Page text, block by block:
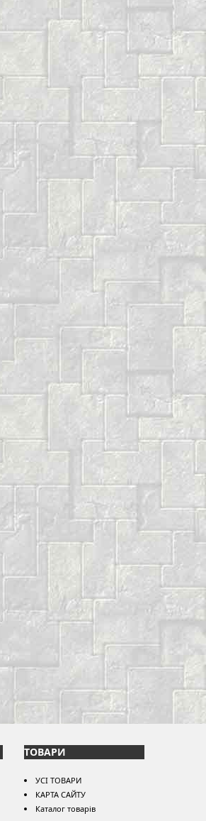
ТОВАРИ
УСІ ТОВАРИ
КАРТА САЙТУ
Каталог товарів